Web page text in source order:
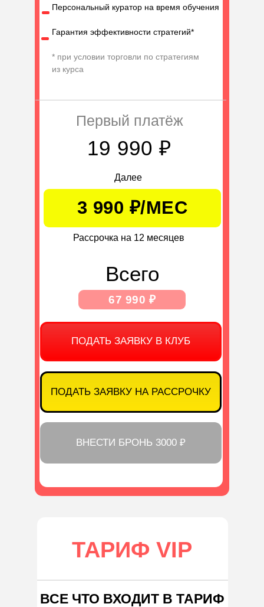
Персональный куратор на время обучения
Гарантия эффективности стратегий*
* при условии торговли по стратегиям
из курса
ТАРИФ VIP
ВСЕ ЧТО ВХОДИТ В ТАРИФ
3 990 ₽/МЕС
67 990 ₽
ПОДАТЬ ЗАЯВКУ В КЛУБ
ВНЕСТИ БРОНЬ 3000 ₽
Первый платёж
Далее
Всего
19 990 ₽
Рассрочка на 12 месяцев
ПОДАТЬ ЗАЯВКУ НА РАССРОЧКУ